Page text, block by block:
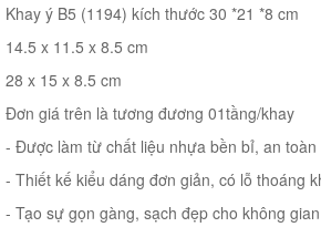
Khay ý B5 (1194) kích thước 30 *21 *8 cm
14.5 x 11.5 x 8.5 cm
28 x 15 x 8.5 cm
Đơn giá trên là tương đương 01tầng/khay
- Được làm từ chất liệu nhựa bền bỉ, an toàn
- Thiết kế kiểu dáng đơn giản, có lỗ thoáng
- Tạo sự gọn gàng, sạch đẹp cho không gian